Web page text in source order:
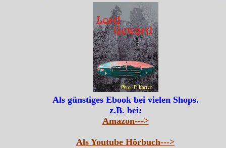
Als günstiges Ebook bei vielen Shops.
z.B. bei:
Amazon--->
Als Youtube Hörbuch--->